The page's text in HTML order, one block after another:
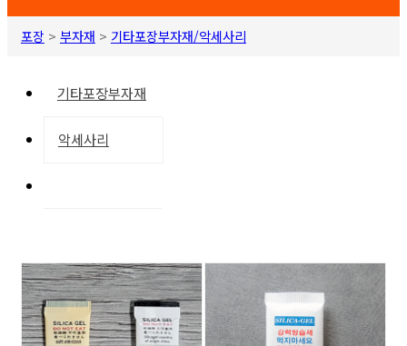
포장 > 부자재 > 기타포장부자재/악세사리
기타포장부자재
악세사리